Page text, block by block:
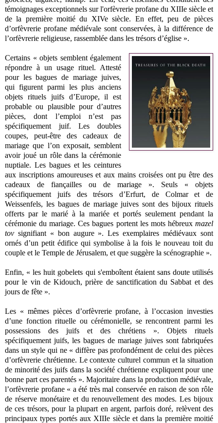
témoignages exceptionnels sur l'orfèvrerie profane du XIIIe siècle et
de la première moitié du XIVe siècle. En effet, peu de pièces
d’orfèvrerie profane médiévale sont conservées, à la différence de
l’orfèvrerie religieuse, rassemblée dans les trésors d’église ».
Certains « objets semblent également
répondre à un usage rituel. Attesté
pour les bagues de mariage juives,
qui figurent parmi les plus anciens
objets rituels juifs d’Europe, il est
probable ou plausible pour d’autres
pièces, dont l’emploi n’est pas
spécifiquement juif. Les doubles
coupes, peut-être des cadeaux de
mariage que l’on exposait, semblent
avoir joué un rôle dans la cérémonie
nuptiale. Les bagues et les ceintures
aux inscriptions amoureuses et aux mains croisées ont pu être des
cadeaux de fiançailles ou de mariage ». Seuls « objets
spécifiquement juifs des trésors d’Erfurt, de Colmar et de
Weissenfels, les bagues de mariage juives sont des bijoux rituels
offerts par le marié à la mariée et portés seulement pendant la
cérémonie du mariage. Ces bagues portent les mots hébreux mazel
tov signifiant « bon augure ». Les exemplaires médiévaux sont
ornés d’un petit édifice qui symbolise à la fois le nouveau toit du
couple et le Temple de Jérusalem, et que suggère la scénographie ».
Enfin, « les huit gobelets qui s'emboîtent étaient sans doute utilisés
pour le vin de Kidouch, prière de sanctification du Sabbat et des
jours de fête ».
Les « mêmes pièces d’orfèvrerie profane, à l’occasion investies
d’une fonction rituelle ou cérémonielle, se rencontrent parmi les
possessions des juifs et des chrétiens ». Objets rituels
spécifiquement juifs, les bagues de mariage juives sont fabriquées
dans un style qui ne « diffère pas profondément de celui des pièces
d’orfèvrerie chrétienne. Le contexte culturel commun et la situation
de minorité des juifs dans la société chrétienne expliquent pour une
bonne part ces parentés ». Majoritaire dans la production médiévale,
l’orfèvrerie profane « a été très mal conservée en raison de son rôle
de réserve monétaire et du renouvellement des modes. Les bijoux
de ces trésors, pour la plupart en argent, parfois doré, relèvent des
principaux types portés aux XIIIe siècle et dans la première moitié